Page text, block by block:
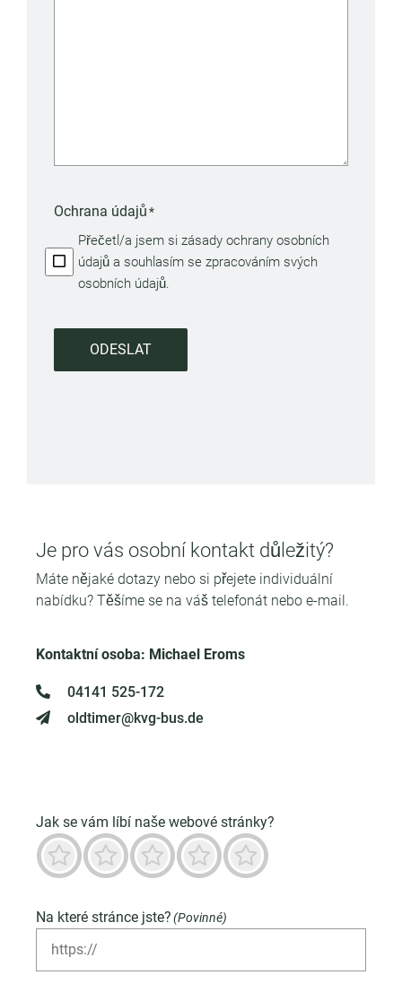
Ochrana údajů*
Přečetl/a jsem si zásady ochrany osobních
údajů a souhlasím se zpracováním svých
osobních údajů.
ODESLAT
Je pro vás osobní kontakt důležitý?
Máte nějaké dotazy nebo si přejete individuální
nabídku? Těšíme se na váš telefonát nebo e-mail.
Kontaktní osoba: Michael Eroms
04141 525-172
oldtimer@kvg-bus.de
Jak se vám líbí naše webové stránky?
Vynikající
Převážně dobré
Neutrální
Není dobré
Příšerné
Na které stránce jste?(Povinné)